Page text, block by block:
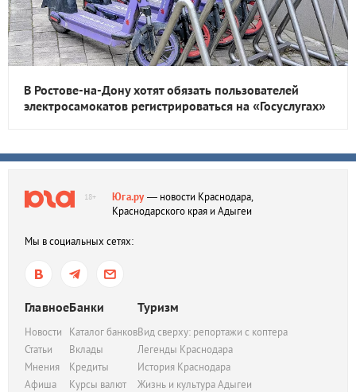
В Ростове-на-Дону хотят обязать пользователей
электросамокатов регистрироваться на «Госуслугах»
18+ Юга.ру— новости Краснодара,
Краснодарского края и Адыгеи
Мы в социальных сетях:
Главное
Новости
Статьи
Мнения
Афиша
Банки
Каталог банков
Вклады
Кредиты
Курсы валют
Туризм
Вид сверху: репортажи с коптера
Легенды Краснодара
История Краснодара
Жизнь и культура Адыгеи